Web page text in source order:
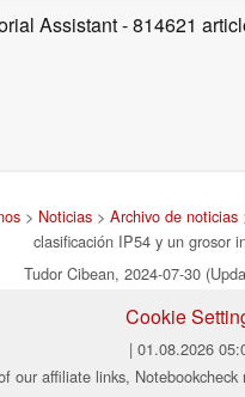
Assistant- 814621
> Noticias> Archivo de noticias
clasificación IP54 y un grosor
Tudor Cibean, 2024-07-30
Cookie
| 01.08.2026
our affiliate links,